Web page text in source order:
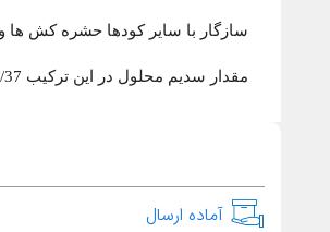
سازگار با سایر کودها حشره کش ها
مقدار سدیم محلول در این ترکیب 1/37 درصد می‌باشد.
آماده ارسال